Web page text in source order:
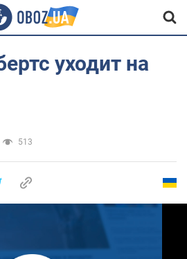
уходит на
513